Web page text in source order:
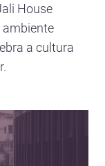
House
ambiente
a cultura